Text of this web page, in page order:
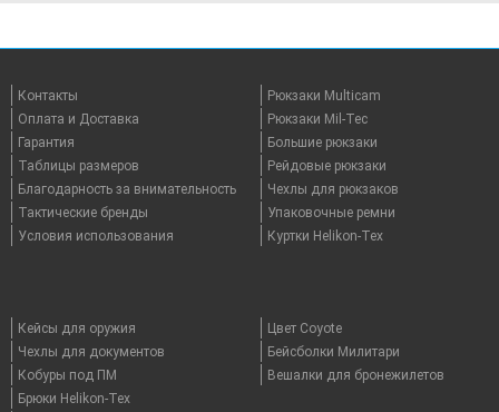
Контакты
Оплата и Доставка
Гарантия
Таблицы размеров
Благодарность за внимательность
Тактические бренды
Условия использования
Рюкзаки Multicam
Рюкзаки Mil-Tec
Большие рюкзаки
Рейдовые рюкзаки
Чехлы для рюкзаков
Упаковочные ремни
Куртки Helikon-Tex
Кейсы для оружия
Чехлы для документов
Кобуры под ПМ
Брюки Helikon-Tex
Цвет Coyote
Бейсболки Милитари
Вешалки для бронежилетов